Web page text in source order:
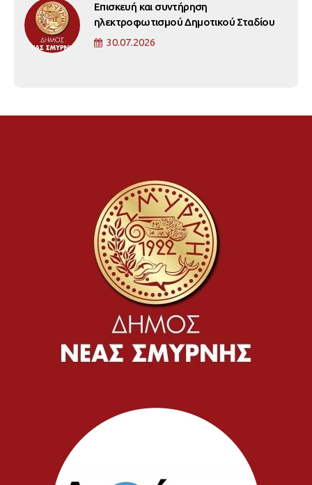
Επισκευή και συντήρηση
ηλεκτροφωτισμού Δημοτικού Σταδίου
30.07.2026